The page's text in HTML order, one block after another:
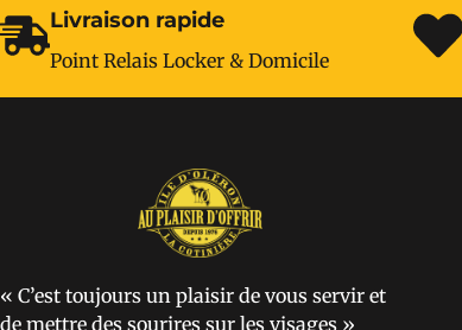
Livraison rapide
Point Relais Locker & Domicile
« C’est toujours un plaisir de vous servir et
de mettre des sourires sur les visages »